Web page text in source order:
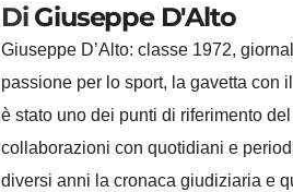
Di Giuseppe D'Alto
Giuseppe D’Alto: classe 1972,
passione per lo sport, la gavetta con
è stato uno dei punti di riferimento
collaborazioni con quotidiani e
diversi anni la cronaca giudiziaria e